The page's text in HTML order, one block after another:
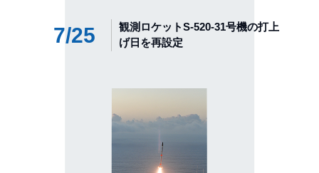
7/25
観測ロケットS-520-31号機の打上
げ日を再設定